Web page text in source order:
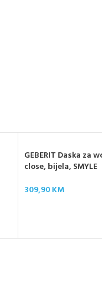
GEBERIT Daska za
close, bijela, SMYLE
309,90KM